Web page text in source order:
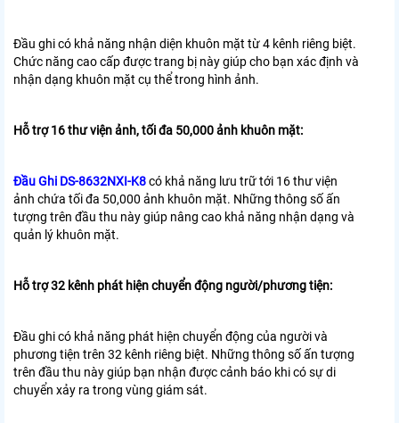
Đầu ghi có khả năng nhận diện khuôn mặt từ 4 kênh riêng biệt.
Chức năng cao cấp được trang bị này giúp cho bạn xác định và
nhận dạng khuôn mặt cụ thể trong hình ảnh.
Hỗ trợ 16 thư viện ảnh, tối đa 50,000 ảnh khuôn mặt:
Đầu Ghi DS-8632NXI-K8có khả năng lưu trữ tới 16 thư viện
ảnh chứa tối đa 50,000 ảnh khuôn mặt. Những thông số ấn
tượng trên đầu thu này giúp nâng cao khả năng nhận dạng và
quản lý khuôn mặt.
Hỗ trợ 32 kênh phát hiện chuyển động người/phương tiện:
Đầu ghi có khả năng phát hiện chuyển động của người và
phương tiện trên 32 kênh riêng biệt. Những thông số ấn tượng
trên đầu thu này giúp bạn nhận được cảnh báo khi có sự di
chuyển xảy ra trong vùng giám sát.